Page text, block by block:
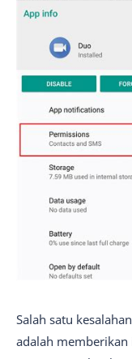
Salah satu
adalah memberikan